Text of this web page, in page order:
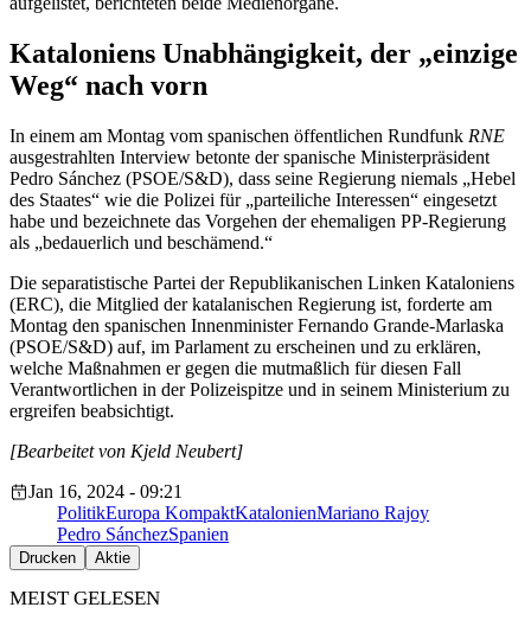
Kataloniens Unabhängigkeit, der „einzige
Weg“ nach vorn
In einem am Montag vom spanischen öffentlichen Rundfunk RNE
ausgestrahlten Interview betonte der spanische Ministerpräsident
Pedro Sánchez (PSOE/S&D), dass seine Regierung niemals „Hebel
des Staates“ wie die Polizei für „parteiliche Interessen“ eingesetzt
habe und bezeichnete das Vorgehen der ehemaligen PP-Regierung
als „bedauerlich und beschämend.“
Die separatistische Partei der Republikanischen Linken Kataloniens
(ERC), die Mitglied der katalanischen Regierung ist, forderte am
Montag den spanischen Innenminister Fernando Grande-Marlaska
(PSOE/S&D) auf, im Parlament zu erscheinen und zu erklären,
welche Maßnahmen er gegen die mutmaßlich für diesen Fall
Verantwortlichen in der Polizeispitze und in seinem Ministerium zu
ergreifen beabsichtigt.
[Bearbeitet von Kjeld Neubert]
Jan 16, 2024 - 09:21
PolitikEuropa KompaktKatalonienMariano Rajoy
Pedro SánchezSpanien
Drucken Aktie
MEIST GELESEN